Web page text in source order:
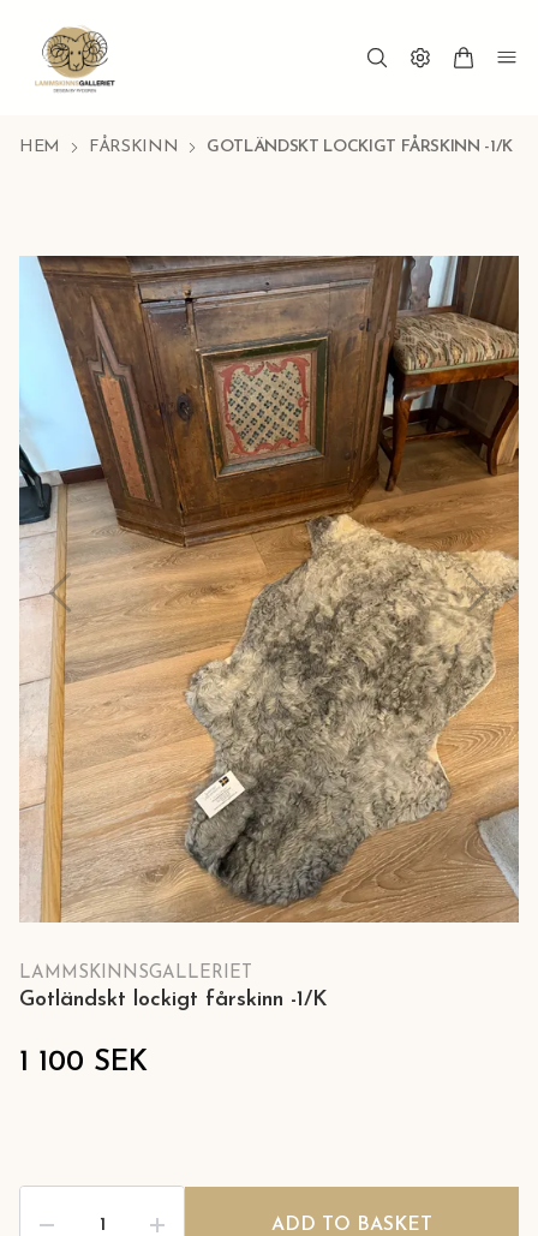
HEM FÅRSKINN GOTLÄNDSKT LOCKIGT FÅRSKINN -1/K
LAMMSKINNSGALLERIET
Gotländskt lockigt fårskinn -1/K
1 100 SEK
ADD TO BASKET